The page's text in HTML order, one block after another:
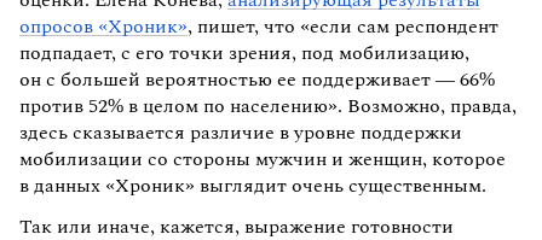
опросов «Хроник», пишет, что «если сам респондент
подпадает, с его точки зрения, под мобилизацию,
он с большей вероятностью ее поддерживает — 66%
против 52% в целом по населению». Возможно, правда,
здесь сказывается различие в уровне поддержки
мобилизации со стороны мужчин и женщин, которое
в данных «Хроник» выглядит очень существенным.
Так или иначе, кажется, выражение готовности